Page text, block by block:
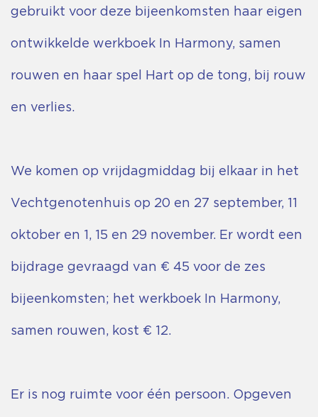
gebruikt voor deze bijeenkomsten haar eigen
ontwikkelde werkboek In Harmony, samen
rouwen en haar spel Hart op de tong, bij rouw
en verlies.
We komen op vrijdagmiddag bij elkaar in het
Vechtgenotenhuis op 20 en 27 september, 11
oktober en 1, 15 en 29 november. Er wordt een
bijdrage gevraagd van € 45 voor de zes
bijeenkomsten; het werkboek In Harmony,
samen rouwen, kost € 12.
Er is nog ruimte voor één persoon. Opgeven